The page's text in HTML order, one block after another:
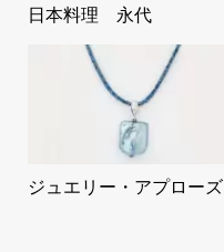
日本料理 永代
ジュエリー・アプローズ